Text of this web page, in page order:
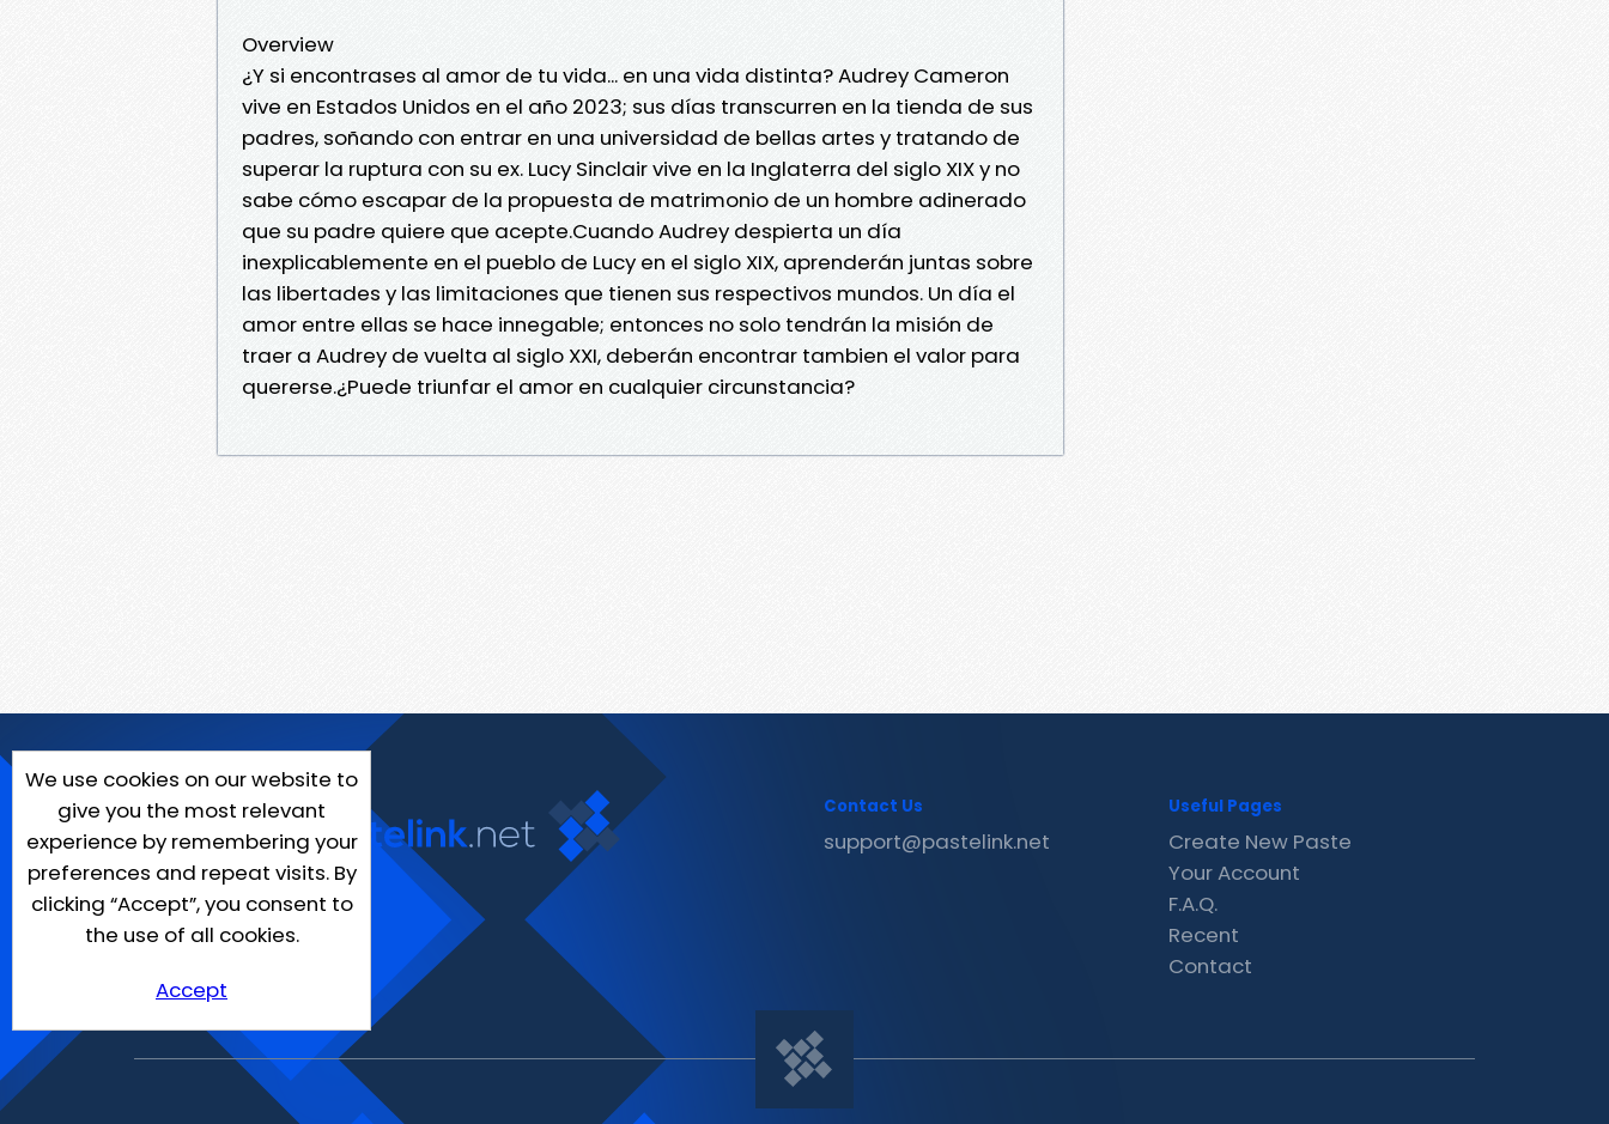
Overview
¿Y si encontrases al amor de tu vida... en una vida distinta? Audrey Cameron
vive en Estados Unidos en el año 2023; sus días transcurren en la tienda de sus
padres, soñando con entrar en una universidad de bellas artes y tratando de
superar la ruptura con su ex. Lucy Sinclair vive en la Inglaterra del siglo XIX y no
sabe cómo escapar de la propuesta de matrimonio de un hombre adinerado
que su padre quiere que acepte.Cuando Audrey despierta un día
inexplicablemente en el pueblo de Lucy en el siglo XIX, aprenderán juntas sobre
las libertades y las limitaciones que tienen sus respectivos mundos. Un día el
amor entre ellas se hace innegable; entonces no solo tendrán la misión de
traer a Audrey de vuelta al siglo XXI, deberán encontrar tambien el valor para
quererse.¿Puede triunfar el amor en cualquier circunstancia?
We use cookies on our website to
give you the most relevant
experience by remembering your
preferences and repeat visits. By
clicking “Accept”, you consent to
the use of all cookies.
Accept
Contact Us
support@pastelink.net
Useful Pages
Create New Paste
Your Account
F.A.Q.
Recent
Contact